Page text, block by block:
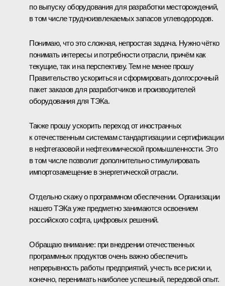
по выпуску оборудования для разработки месторождений,
в том числе трудноизвлекаемых запасов углеводородов.
Понимаю, что это сложная, непростая задача. Нужно чётко
понимать интересы и потребности отрасли, причём как
текущие, так и на перспективу. Тем не менее прошу
Правительство ускориться и сформировать долгосрочный
пакет заказов для разработчиков и производителей
оборудования для ТЭКа.
Также прошу ускорить переход от иностранных
к отечественным системам стандартизации и сертификации
в нефтегазовой и нефтехимической промышленности. Это
в том числе позволит дополнительно стимулировать
импортозамещение в энергетической отрасли.
Отдельно скажу о программном обеспечении. Организации
нашего ТЭКа уже предметно занимаются освоением
российского софта, цифровых решений.
Обращаю внимание: при внедрении отечественных
программных продуктов очень важно обеспечить
непрерывность работы предприятий, учесть все риски и,
конечно, перенимать наиболее успешный, передовой опыт.